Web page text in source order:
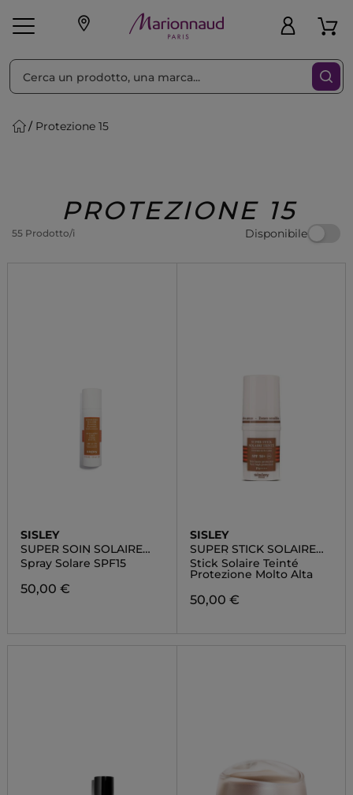
Make-up
Regalo
Protezione 15
PROTEZIONE 15
55 Prodotto/i Disponibile
Ordina per Filtra
SISLEY
SUPER SOIN SOLAIRE
HUILE D'ETÉ CORPS
Spray Solare SPF15
50,00 €
SISLEY
SUPER STICK SOLAIRE
TEINTÉ SPF 50+
Stick Solaire Teinté
Protezione Molto Alta
50,00 €